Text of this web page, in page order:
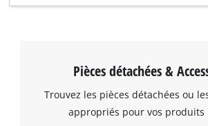
Nous avons besoin de
pouvoir charger
This content is not
to trackers that are not
Pièces détachées &
Trouvez les pièces détachées ou
appropriés pour vos produits